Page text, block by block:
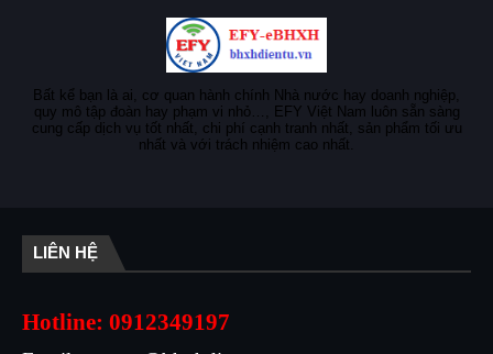
Bất kể bạn là ai, cơ quan hành chính Nhà nước hay doanh nghiệp,
quy mô tập đoàn hay phạm vi nhỏ…, EFY Việt Nam luôn sẵn sàng
cung cấp dịch vụ tốt nhất, chi phí cạnh tranh nhất, sản phẩm tối ưu
nhất và với trách nhiệm cao nhất.
LIÊN HỆ
Hotline: 0912349197